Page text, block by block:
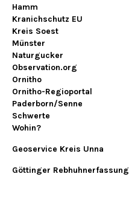
Hamm
Kranichschutz EU
Kreis Soest
Münster
Naturgucker
Observation.org
Ornitho
Ornitho-Regioportal
Paderborn/Senne
Schwerte
Wohin?
Geoservice Kreis Unna
Göttinger Rebhuhnerfassung